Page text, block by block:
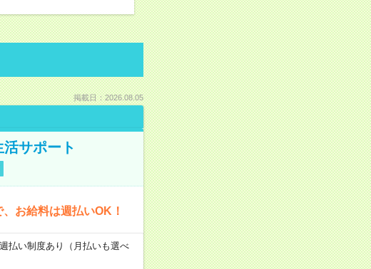
掲載日：2026.08.05
サポート
お給料は週払いOK！
い制度あり（月払いも選べ